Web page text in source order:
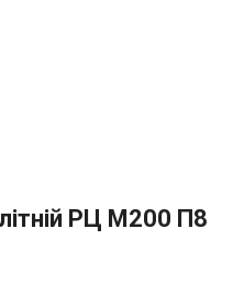
РЦ М200 П8